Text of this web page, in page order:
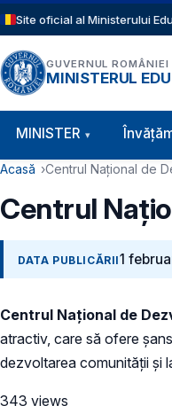
Sari la conținutul principal
Site oficial al Ministerului
GUVERNUL ROMÂNIEI
MINISTERUL
Navigație
MINISTER
Cale de navigare
Acasă Centrul Național de
Centrul
DATA PUBLICĂRII1
Centrul Național de
atractiv, care să ofere
dezvoltarea comunității și
343 views